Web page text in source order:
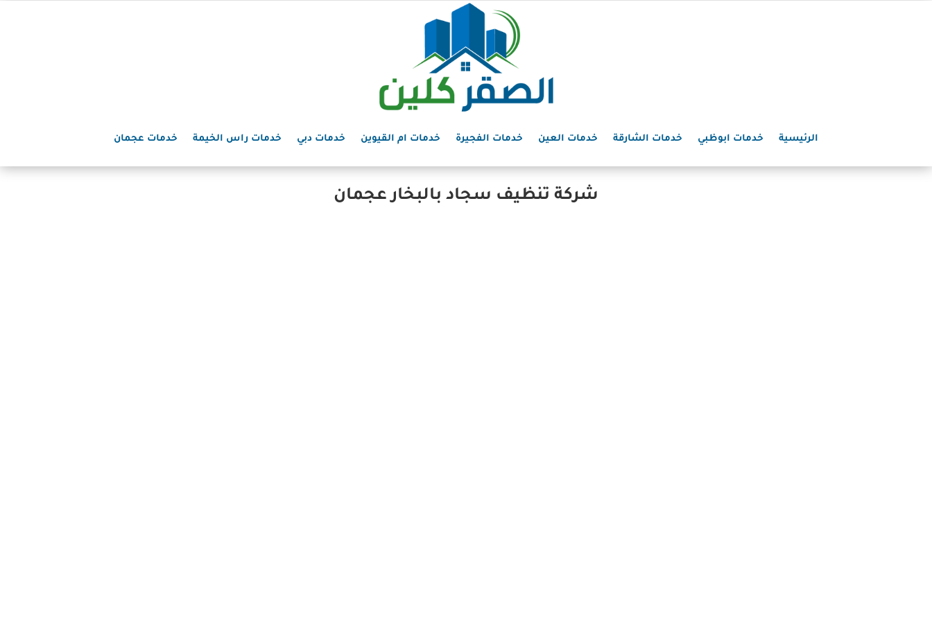
الرئيسية خدمات ابوظبي خدمات الشارقة خدمات العين خدمات الفجيرة خدمات ام القيوين خدمات دبي خدمات راس الخيمة خدمات عجمان
شركة تنظيف سجاد بالبخار عجمان